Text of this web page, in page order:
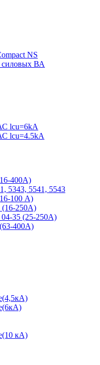
NS
силовых ВА
lcu=6kA
lcu=4.5kA
400А)
5343, 5541, 5543
100 А)
250А)
35 (25-250А)
400А)
кА)